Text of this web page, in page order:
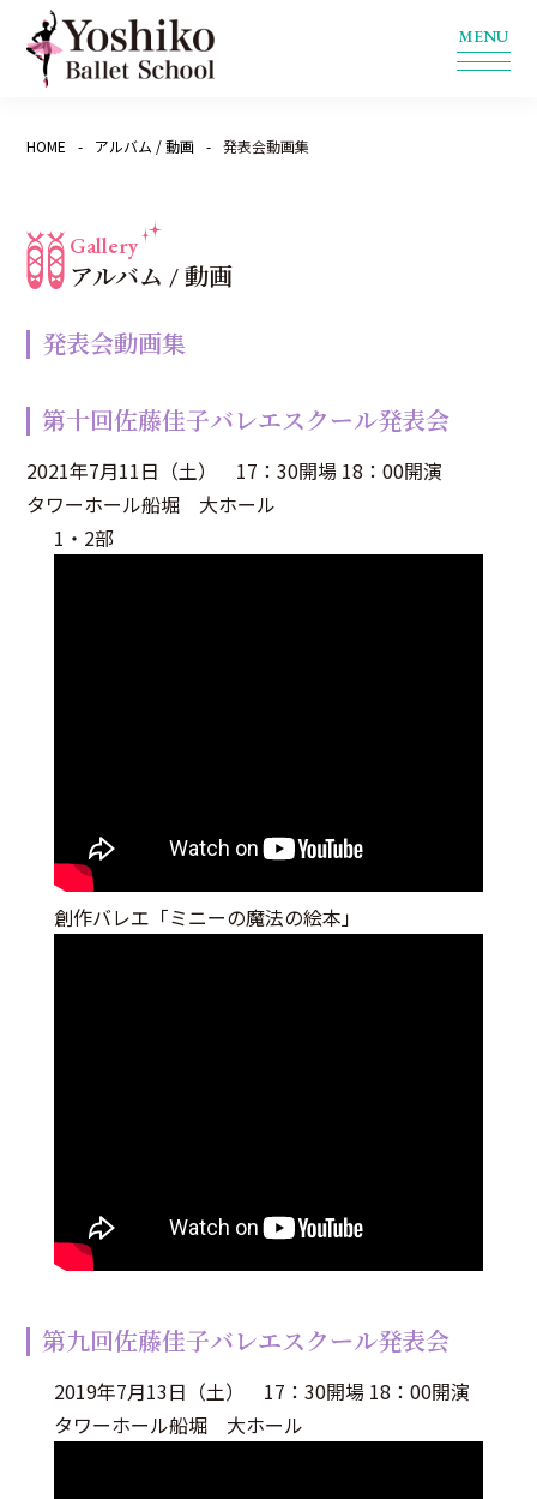
HOME アルバム / 動画 発表会動画集
Gallery
アルバム / 動画
発表会動画集
第十回佐藤佳子バレエスクール発表会
2021年7月11日（土） 17：30開場 18：00開演
タワーホール船堀 大ホール
1・2部
創作バレエ「ミニーの魔法の絵本」
第九回佐藤佳子バレエスクール発表会
2019年7月13日（土） 17：30開場 18：00開演
タワーホール船堀 大ホール